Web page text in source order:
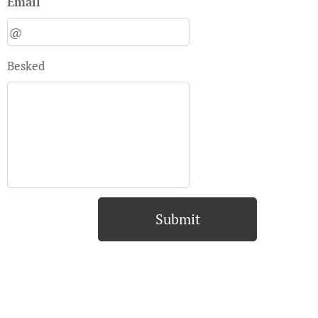
Besked
Submit